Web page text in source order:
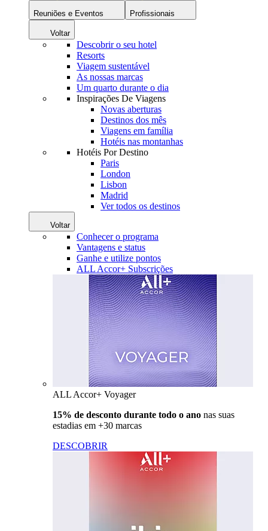
Reuniões e Eventos Profissionais
Voltar
Descobrir o seu hotel
Resorts
Viagem sustentável
As nossas marcas
Um quarto durante o dia
Inspirações De Viagens
Novas aberturas
Destinos dos mês
Viagens em família
Hotéis nas montanhas
Hotéis Por Destino
Paris
London
Lisbon
Madrid
Ver todos os destinos
Voltar
Conhecer o programa
Vantagens e status
Ganhe e utilize pontos
ALL Accor+ Subscrições
ALL Accor+ Voyager
15% de desconto durante todo o ano nas suas
estadias em +30 marcas
DESCOBRIR